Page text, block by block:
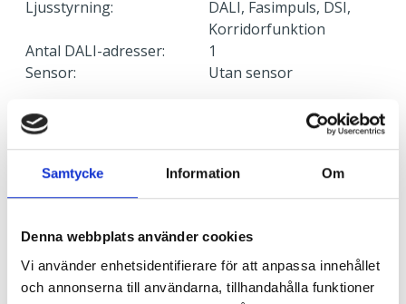
Samtycke Information Om
Denna webbplats använder cookies
Vi använder enhetsidentifierare för att anpassa innehållet
och annonserna till användarna, tillhandahålla funktioner
Ljusstyrning:
DALI, Fasimpuls, DSI,
Korridorfunktion
Antal DALI-adresser:
1
Sensor:
Utan sensor
Nödljus
Nödljus: Nej
Anslutning
Armaturen är försedd med fristående drivare som
ansluts med snabbkoppling mot armatur. Drivaren är
försedd med dubbla införingshål för möjlighet till